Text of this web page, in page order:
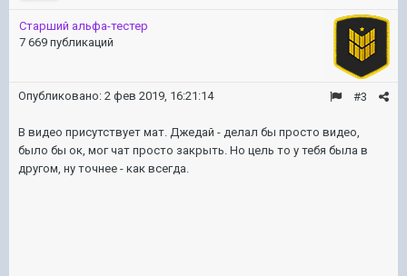
Старший альфа-тестер
7 669 публикаций
#3
Опубликовано: 2 фев 2019, 16:21:14
В видео присутствует мат. Джедай - делал бы просто видео,
было бы ок, мог чат просто закрыть. Но цель то у тебя была в
другом, ну точнее - как всегда.